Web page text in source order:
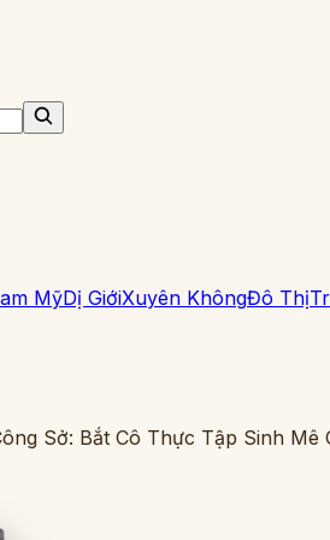
MỹDị GiớiXuyên KhôngĐô Thị
Sở: Bắt Cô Thực Tập Sinh Mê